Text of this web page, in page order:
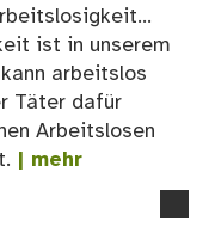
ist in unserem
arbeitslos
Täter dafür
Arbeitslosen
| mehr